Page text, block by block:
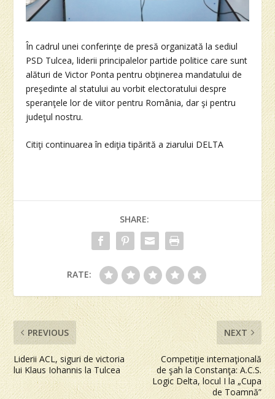
În cadrul unei conferinţe de presă organizată la sediul
PSD Tulcea, liderii principalelor partide politice care sunt
alături de Victor Ponta pentru obţinerea mandatului de
preşedinte al statului au vorbit electoratului despre
speranţele lor de viitor pentru România, dar şi pentru
judeţul nostru.
Citiţi continuarea în ediţia tipărită a ziarului DELTA
SHARE:
RATE:
PREVIOUS
Liderii ACL, siguri de victoria
lui Klaus Iohannis la Tulcea
NEXT
Competiţie internaţională
de şah la Constanţa: A.C.S.
Logic Delta, locul I la „Cupa
de Toamnă”